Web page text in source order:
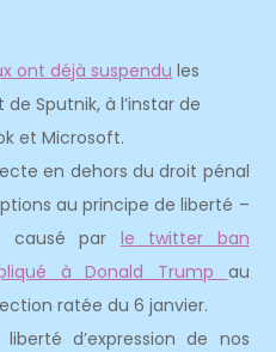
ont déjà suspendu les
Sputnik, à l’instar de
et Microsoft.
en dehors du droit pénal
au principe de liberté –
causé par le twitter ban
à Donald Trump au
ratée du 6 janvier.
d’expression de nos